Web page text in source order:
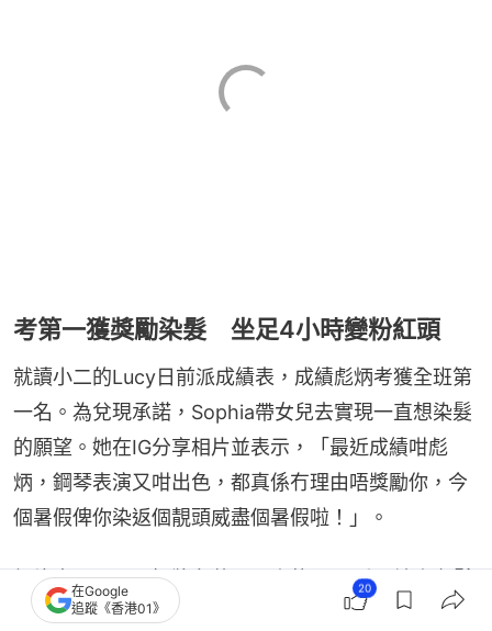
考第一獲獎勵染髮 坐足4小時變粉紅頭
就讀小二的Lucy日前派成績表，成績彪炳考獲全班第
一名。為兌現承諾，Sophia帶女兒去實現一直想染髮
的願望。她在IG分享相片並表示，「最近成績咁彪
炳，鋼琴表演又咁出色，都真係冇理由唔獎勵你，今
個暑假俾你染返個靚頭威盡個暑假啦！」。
相片中可見，以招牌冬菇頭示人的Lucy乖巧地坐在髮
型屋的椅子上，任由髮型師為她漂染，期間更不時對
在Google
追蹤《香港01》
20